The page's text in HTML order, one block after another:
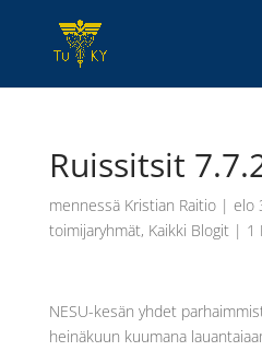
Ruissitsit
mennessä Kristian Raitio| elo
toimijaryhmät, Kaikki Blogit| 1
NESU-kesän yhdet
heinäkuun kuumana